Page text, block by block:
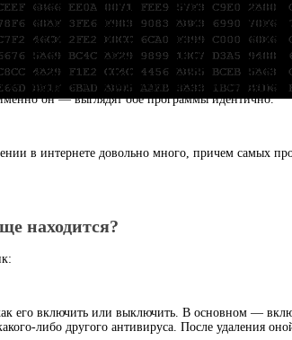
раньше с этим антивирусом сталкивались —
он — выглядят обе программы идентично.
в интернете довольно много, причем самых
находится?
его включить или выключить. В основном —
либо другого антивируса. После удаления